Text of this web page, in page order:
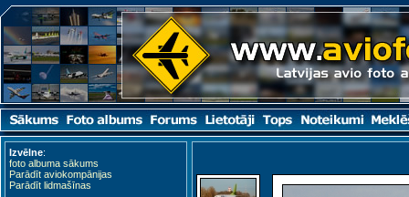
Izvēlne:
foto albuma sākums
Parādīt aviokompānijas
Parādīt lidmašīnas